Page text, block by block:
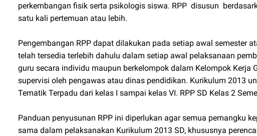
perkembangan fisik serta psikologis siswa. RPP disusun
satu kali pertemuan atau lebih.
Pengembangan RPP dapat dilakukan pada setiap awal semester
telah tersedia terlebih dahulu dalam setiap awal pelaksanaan
guru secara individu maupun berkelompok dalam Kelompok Kerja
supervisi oleh pengawas atau dinas pendidikan. Kurikulum 2013
Tematik Terpadu dari kelas I sampai kelas VI. RPP SD Kelas 2
Panduan penyusunan RPP ini diperlukan agar semua pemangku
sama dalam pelaksanakan Kurikulum 2013 SD, khususnya